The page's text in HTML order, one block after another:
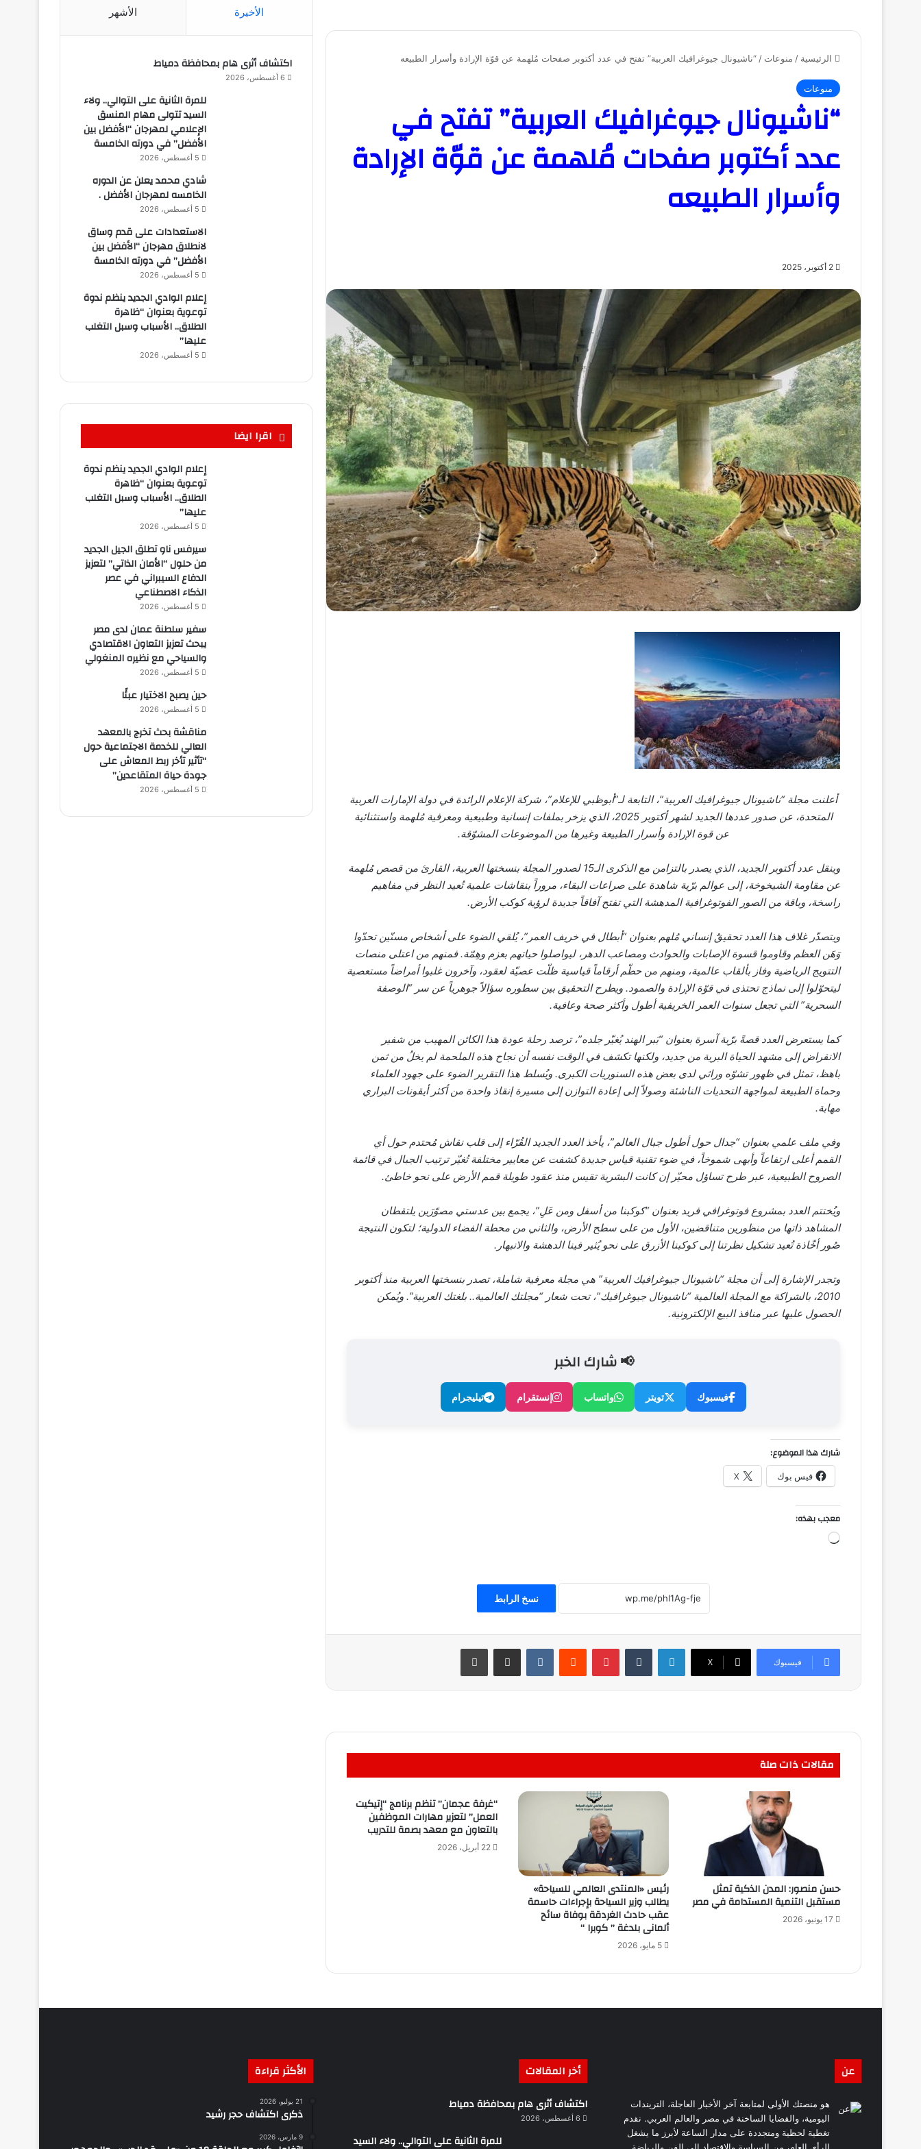
الرئيسية / منوعات / “ناشيونال جيوغرافيك العربية” تفتح في عدد أكتوبر صفحات مُلهمة عن قوّة الإرادة وأسرار الطبيعه
منوعات
“ناشيونال جيوغرافيك العربية” تفتح في
عدد أكتوبر صفحات مُلهمة عن قوّة الإرادة
وأسرار الطبيعه
2 أكتوبر، 2025
أعلنت مجلة “ناشيونال جيوغرافيك العربية”، التابعة لـ”أبوظبي للإعلام”، شركة الإعلام الرائدة في دولة الإمارات العربية
المتحدة، عن صدور عددها الجديد لشهر أكتوبر 2025، الذي يزخر بملفات إنسانية وطبيعية ومعرفية مُلهمة واستثنائية
عن قوة الإرادة وأسرار الطبيعة وغيرها من الموضوعات المشوّقة.
وينقل عدد أكتوبر الجديد، الذي يصدر بالتزامن مع الذكرى الـ15 لصدور المجلة بنسختها العربية، القارئ من قصص مُلهمة
عن مقاومة الشيخوخة، إلى عوالم برّية شاهدة على صراعات البقاء، مروراً بنقاشات علمية تُعيد النظر في مفاهيم
راسخة، وباقة من الصور الفوتوغرافية المدهشة التي تفتح آفاقاً جديدة لرؤية كوكب الأرض.
ويتصدّر غلاف هذا العدد تحقيقٌ إنساني مُلهم بعنوان “أبطال في خريف العمر”، يُلقي الضوء على أشخاص مسنّين تحدّوا
وَهَن العظم وقاوموا قسوة الإصابات والحوادث ومصاعب الدهر، ليواصلوا حياتهم بعزم وهِمّة. فمنهم من اعتلى منصات
التتويج الرياضية وفاز بألقاب عالمية، ومنهم من حطّم أرقاماً قياسية ظلّت عصيّة لعقود، وآخرون غلبوا أمراضاً مستعصية
ليتحوّلوا إلى نماذج تحتذى في قوّة الإرادة والصمود. ويطرح التحقيق بين سطوره سؤالاً جوهرياً عن سر “الوصفة
السحرية” التي تجعل سنوات العمر الخريفية أطول وأكثر صحة وعافية.
كما يستعرض العدد قصةً برّية آسرة بعنوان “بَبر الهند يُغيّر جلده”، ترصد رحلة عودة هذا الكائن المهيب من شفير
الانقراض إلى مشهد الحياة البرية من جديد، ولكنها تكشف في الوقت نفسه أن نجاح هذه الملحمة لم يخلُ من ثمن
باهظ، تمثل في ظهور تشوّه وراثي لدى بعض هذه السنوريات الكبرى. ويُسلط هذا التقرير الضوء على جهود العلماء
وحماة الطبيعة لمواجهة التحديات الناشئة وصولاً إلى إعادة التوازن إلى مسيرة إنقاذ واحدة من أكثر أيقونات البراري
مهابة.
وفي ملف علمي بعنوان “جدال حول أطول جبال العالم”، يأخذ العدد الجديد القُرّاء إلى قلب نقاش مُحتدم حول أي
القمم أعلى ارتفاعاً وأبهى شموخاً، في ضوء تقنية قياس جديدة كشفت عن معايير مختلفة تُغيّر ترتيب الجبال في قائمة
الصروح الطبيعية، عبر طرح تساؤل محيّر إن كانت البشرية تقيس منذ عقود طويلة قمم الأرض على نحو خاطئ.
ويُختتم العدد بمشروع فوتوغرافي فريد بعنوان “كوكبنا من أسفل ومن عَلِ”، يجمع بين عدستي مصوّرَين يلتقطان
المشاهد ذاتها من منظورين متناقضين، الأول من على سطح الأرض، والثاني من محطة الفضاء الدولية؛ لتكون النتيجة
صُور أخّاذة تُعيد تشكيل نظرتنا إلى كوكبنا الأزرق على نحو يُثير فينا الدهشة والانبهار.
وتجدر الإشارة إلى أن مجلة “ناشيونال جيوغرافيك العربية” هي مجلة معرفية شاملة، تصدر بنسختها العربية منذ أكتوبر
2010، بالشراكة مع المجلة العالمية “ناشيونال جيوغرافيك”، تحت شعار “مجلتك العالمية.. بلغتك العربية”. ويُمكن
الحصول عليها عبر منافذ البيع الإلكترونية.
📢 شارك الخبر
فيسبوك تويتر واتساب إنستقرام تيليجرام
شارك هذا الموضوع:
فيس بوك X
معجب بهذه:
جاري
نسخ الرابط
فيسبوك ‫X
لينكدإن بينتيريست مشاركة عبر البريد طباعة
مقالات ذات صلة
حسن منصور: المدن الذكية تمثل
مستقبل التنمية المستدامة في مصر
17 يونيو، 2026
رئيس «المنتدى العالمي للسياحة»
يطالب وزير السياحة بإجراءات حاسمة
عقب حادث الغردقة بوفاة سائح
ألمانى بلدغة ” كوبرا “
5 مايو، 2026
“غرفة عجمان” تنظم برنامج “إتيكيت
العمل” لتعزير مهارات الموظفين
بالتعاون مع معهد بصمة للتدريب
22 أبريل، 2026
الأخيرة الأشهر
اكتشاف أثرى هام بمحافظة دمياط
6 أغسطس، 2026
للمرة الثانية على التوالي.. ولاء
السيد تتولى مهام المنسق
الإعلامي لمهرجان “الأفضل بين
الأفضل” في دورته الخامسة
5 أغسطس، 2026
شادي محمد يعلن عن الدوره
الخامسه لمهرجان الأفضل .
5 أغسطس، 2026
الاستعدادات على قدم وساق
لانطلاق مهرجان “الأفضل بين
الأفضل” في دورته الخامسة
5 أغسطس، 2026
إعلام الوادي الجديد ينظم ندوة
توعوية بعنوان “ظاهرة
الطلاق.. الأسباب وسبل التغلب
عليها”
5 أغسطس، 2026
اقرا ايضا
إعلام الوادي الجديد ينظم ندوة
توعوية بعنوان “ظاهرة
الطلاق.. الأسباب وسبل التغلب
عليها”
5 أغسطس، 2026
سيرفس ناو تطلق الجيل الجديد
من حلول “الأمان الذاتي” لتعزيز
الدفاع السيبراني في عصر
الذكاء الاصطناعي
5 أغسطس، 2026
سفير سلطنة عمان لدى مصر
يبحث تعزيز التعاون الاقتصادي
والسياحي مع نظيره المنغولي
5 أغسطس، 2026
حين يصبح الاختيار عبئًا
5 أغسطس، 2026
مناقشة بحث تخرج بالمعهد
العالي للخدمة الاجتماعية حول
“تأثير تأخر ربط المعاش على
جودة حياة المتقاعدين”
5 أغسطس، 2026
عن
هو منصتك الأولى لمتابعة آخر الأخبار العاجلة، التريندات
اليومية، والقضايا الساخنة في مصر والعالم العربي. نقدم
تغطية لحظية ومتجددة على مدار الساعة لأبرز ما يشغل
أخر المقالات
اكتشاف أثرى هام بمحافظة دمياط
6 أغسطس، 2026
للمرة الثانية على التوالي.. ولاء السيد
الأكثر قراءة
21 يوليو، 2026
ذكرى اكتشاف حجر رشيد
9 مارس، 2026